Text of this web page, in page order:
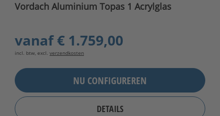
Vordach Aluminium Topas 1 Acrylglas
vanaf€ 1.759,00
incl. btw, excl. verzendkosten
NU CONFIGUREREN
DETAILS